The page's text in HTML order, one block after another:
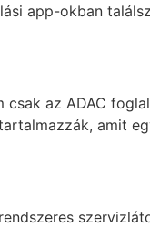
app-okban
az ADAC
amit